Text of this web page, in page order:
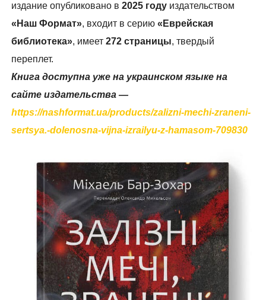
издание опубликовано в2025 году издательством
«Наш Формат», входит в серию«Еврейская
библиотека», имеет272 страницы, твердый
переплет.
Книга доступна уже на украинском языке на
сайте издательства —
https://nashformat.ua/products/zalizni-mechi-zraneni-
sertsya.-dolenosna-vijna-izrailyu-z-hamasom-709830